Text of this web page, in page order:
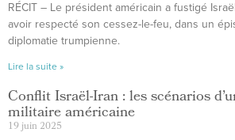
RÉCIT – Le président américain a fustigé
avoir respecté son cessez-le-feu, dans un
diplomatie trumpienne.
Lire la suite »
Conflit Israël-Iran : les scénarios
militaire américaine
19 juin 2025